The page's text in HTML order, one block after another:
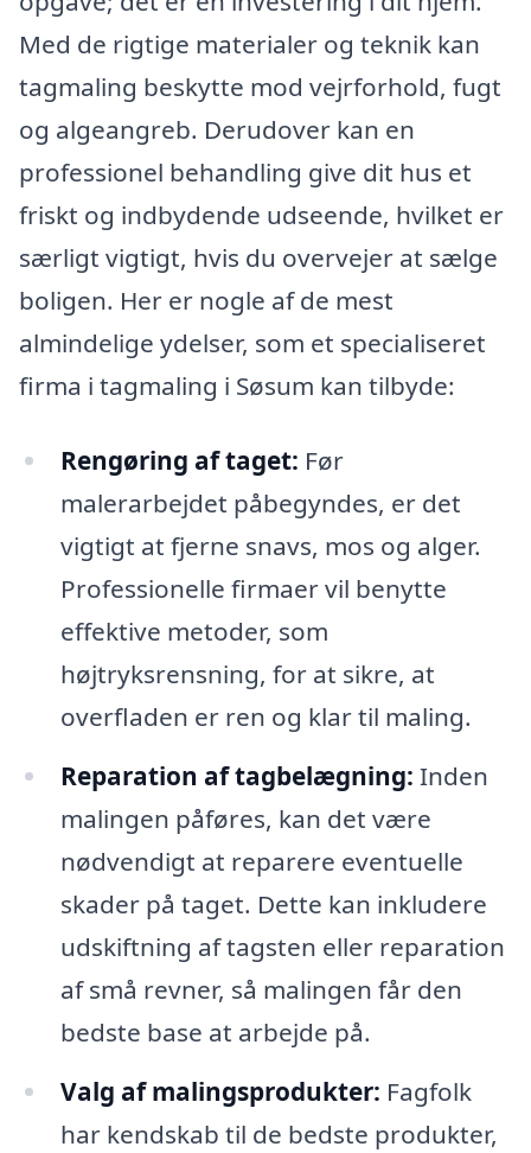
Med de rigtige materialer og teknik kan
tagmaling beskytte mod vejrforhold, fugt
og algeangreb. Derudover kan en
professionel behandling give dit hus et
friskt og indbydende udseende, hvilket er
særligt vigtigt, hvis du overvejer at sælge
boligen. Her er nogle af de mest
almindelige ydelser, som et specialiseret
firma i tagmaling i Søsum kan tilbyde:
Rengøring af taget: Før
malerarbejdet påbegyndes, er det
vigtigt at fjerne snavs, mos og alger.
Professionelle firmaer vil benytte
effektive metoder, som
højtryksrensning, for at sikre, at
overfladen er ren og klar til maling.
Reparation af tagbelægning: Inden
malingen påføres, kan det være
nødvendigt at reparere eventuelle
skader på taget. Dette kan inkludere
udskiftning af tagsten eller reparation
af små revner, så malingen får den
bedste base at arbejde på.
Valg af malingsprodukter: Fagfolk
har kendskab til de bedste produkter,